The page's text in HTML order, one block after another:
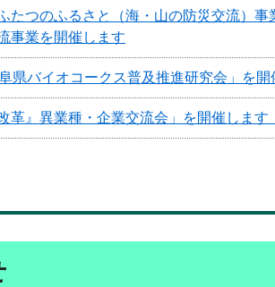
たつのふるさと（海・山の防災交流）
事業を開催します
県バイオコークス普及推進研究会」を開
革』異業種・企業交流会」を開催します